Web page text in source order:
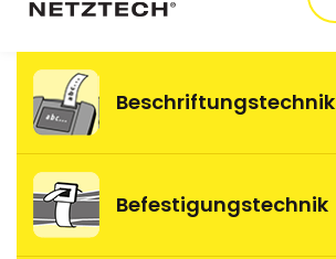
Beschriftungstechnik
Befestigungstechnik